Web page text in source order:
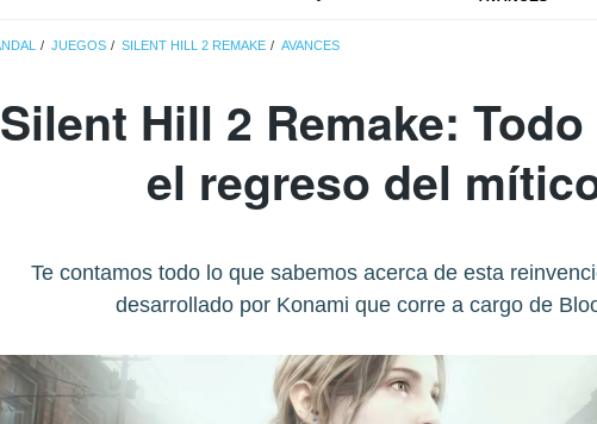
JUEGOS SILENT HILL 2 REMAKE AVANCES
Silent Hill 2 Remake:
el regreso del
Te contamos todo lo que sabemos acerca de esta
desarrollado por Konami que corre a cargo de